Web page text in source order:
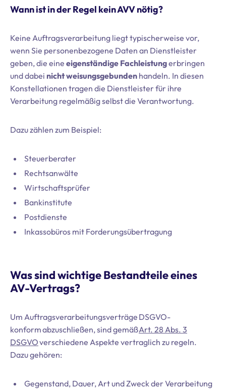
Wann ist in der Regel kein AVV nötig?
Keine Auftragsverarbeitung liegt typischerweise vor,
wenn Sie personenbezogene Daten an Dienstleister
geben, die eine eigenständige Fachleistungerbringen
und dabei nicht weisungsgebunden handeln. In diesen
Konstellationen tragen die Dienstleister für ihre
Verarbeitung regelmäßig selbst die Verantwortung.
Dazu zählen zum Beispiel:
Steuerberater
Rechtsanwälte
Wirtschaftsprüfer
Bankinstitute
Postdienste
Inkassobüros mit Forderungsübertragung
Was sind wichtige Bestandteile eines
AV-Vertrags?
Um Auftragsverarbeitungsverträge DSGVO-
konform abzuschließen, sind gemäßArt. 28 Abs. 3
DSGVOverschiedene Aspekte vertraglich zu regeln.
Dazu gehören:
Gegenstand, Dauer, Art und Zweck der Verarbeitung